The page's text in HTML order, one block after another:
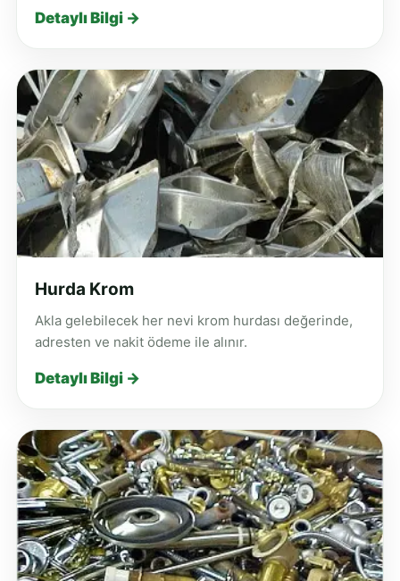
Detaylı Bilgi →
Hurda Krom
Akla gelebilecek her nevi krom hurdası değerinde,
adresten ve nakit ödeme ile alınır.
Detaylı Bilgi →